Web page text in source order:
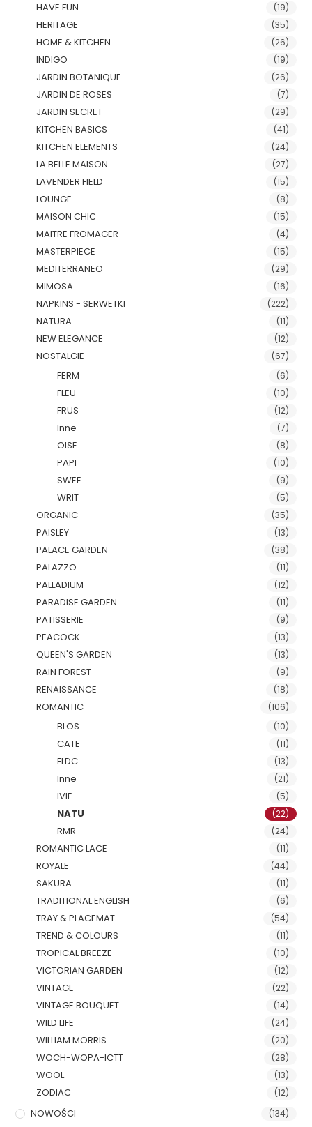
HAVE FUN (19)
HERITAGE (35)
HOME & KITCHEN (26)
INDIGO (19)
JARDIN BOTANIQUE (26)
JARDIN DE ROSES (7)
JARDIN SECRET (29)
KITCHEN BASICS (41)
KITCHEN ELEMENTS (24)
LA BELLE MAISON (27)
LAVENDER FIELD (15)
LOUNGE (8)
MAISON CHIC (15)
MAITRE FROMAGER (4)
MASTERPIECE (15)
MEDITERRANEO (29)
MIMOSA (16)
NAPKINS - SERWETKI (222)
NATURA (11)
NEW ELEGANCE (12)
NOSTALGIE (67)
FERM (6)
FLEU (10)
FRUS (12)
Inne (7)
OISE (8)
PAPI (10)
SWEE (9)
WRIT (5)
ORGANIC (35)
PAISLEY (13)
PALACE GARDEN (38)
PALAZZO (11)
PALLADIUM (12)
PARADISE GARDEN (11)
PATISSERIE (9)
PEACOCK (13)
QUEEN'S GARDEN (13)
RAIN FOREST (9)
RENAISSANCE (18)
ROMANTIC (106)
BLOS (10)
CATE (11)
FLDC (13)
Inne (21)
IVIE (5)
NATU (22)
RMR (24)
ROMANTIC LACE (11)
ROYALE (44)
SAKURA (11)
TRADITIONAL ENGLISH (6)
TRAY & PLACEMAT (54)
TREND & COLOURS (11)
TROPICAL BREEZE (10)
VICTORIAN GARDEN (12)
VINTAGE (22)
VINTAGE BOUQUET (14)
WILD LIFE (24)
WILLIAM MORRIS (20)
WOCH-WOPA-ICTT (28)
WOOL (13)
ZODIAC (12)
NOWOŚCI (134)